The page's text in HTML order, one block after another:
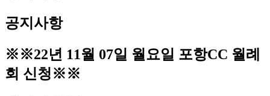
공지사항
※※22년 11월 07일 월요일 포항CC 월례
회 신청※※